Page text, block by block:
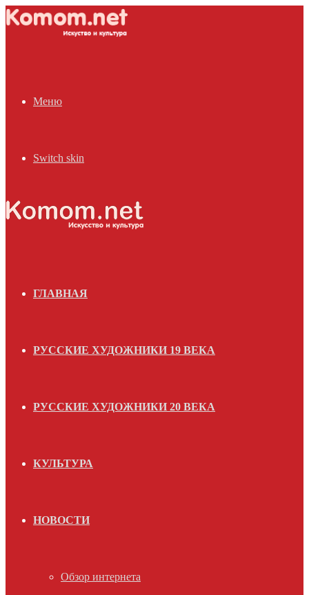
Меню
Switch skin
ГЛАВНАЯ
РУССКИЕ ХУДОЖНИКИ 19 ВЕКА
РУССКИЕ ХУДОЖНИКИ 20 ВЕКА
КУЛЬТУРА
НОВОСТИ
Обзор интернета